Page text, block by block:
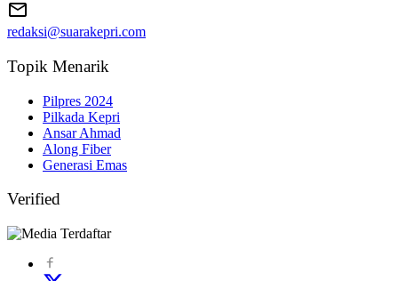
redaksi@suarakepri.com
Topik Menarik
Pilpres 2024
Pilkada Kepri
Ansar Ahmad
Along Fiber
Generasi Emas
Verified